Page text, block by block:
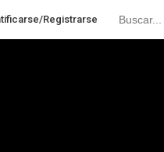
Registrarse